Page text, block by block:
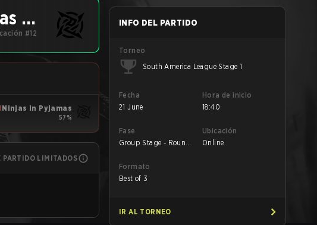
in
#12
Ninjas in Pyjamas
57%
PARTIDO LIMITADOS
INFO DEL PARTIDO
Torneo
South America League Stage 1
Fecha
21 June
Hora de inicio
18:40
Fase
Group Stage - Round
Ubicación
Online
Formato
Best of 3
IR AL TORNEO